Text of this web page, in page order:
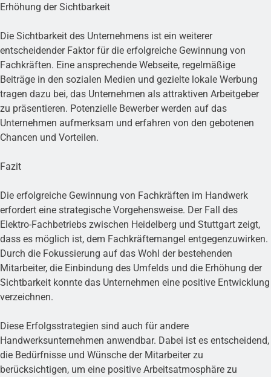
Erhöhung der Sichtbarkeit
Die Sichtbarkeit des Unternehmens ist ein weiterer
entscheidender Faktor für die erfolgreiche Gewinnung von
Fachkräften. Eine ansprechende Webseite, regelmäßige
Beiträge in den sozialen Medien und gezielte lokale Werbung
tragen dazu bei, das Unternehmen als attraktiven Arbeitgeber
zu präsentieren. Potenzielle Bewerber werden auf das
Unternehmen aufmerksam und erfahren von den gebotenen
Chancen und Vorteilen.
Fazit
Die erfolgreiche Gewinnung von Fachkräften im Handwerk
erfordert eine strategische Vorgehensweise. Der Fall des
Elektro-Fachbetriebs zwischen Heidelberg und Stuttgart zeigt,
dass es möglich ist, dem Fachkräftemangel entgegenzuwirken.
Durch die Fokussierung auf das Wohl der bestehenden
Mitarbeiter, die Einbindung des Umfelds und die Erhöhung der
Sichtbarkeit konnte das Unternehmen eine positive Entwicklung
verzeichnen.
Diese Erfolgsstrategien sind auch für andere
Handwerksunternehmen anwendbar. Dabei ist es entscheidend,
die Bedürfnisse und Wünsche der Mitarbeiter zu
berücksichtigen, um eine positive Arbeitsatmosphäre zu